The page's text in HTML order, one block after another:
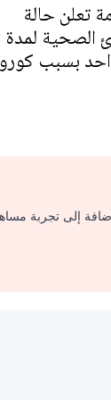
تعلن حالة
الصحية لمدة
بسبب
إلى تجربة